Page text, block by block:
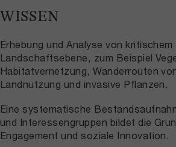
WISSEN
Erhebung und Analyse von
Landschaftsebene, zum Beispiel
Habitatvernetzung, Wanderrouten
Landnutzung und invasive Pflanzen.
Eine systematische
und Interessengruppen bildet die
Engagement und soziale Innovation.